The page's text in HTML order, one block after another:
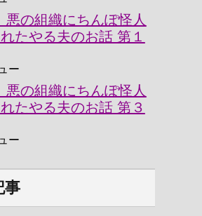
悪の組織にちんぽ怪人
たやる夫のお話 第１
ー
悪の組織にちんぽ怪人
たやる夫のお話 第３
ー
事